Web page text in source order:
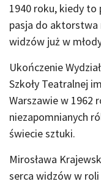
1940 roku, kiedy to
pasja do aktorstwa
widzów już w
Ukończenie
Szkoły Teatralnej
Warszawie w 1962
niezapomnianych
świecie sztuki.
Mirosława
serca widzów w